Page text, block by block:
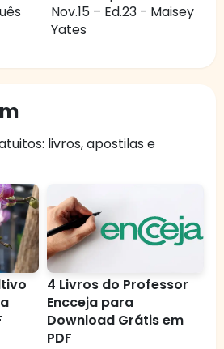
Nov.15 – Ed.23 - Maisey
Yates
livros, apostilas e
4 Livros do Professor
Encceja para
Download Grátis em
PDF